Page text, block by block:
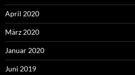
April 2020
März 2020
Januar 2020
Juni 2019